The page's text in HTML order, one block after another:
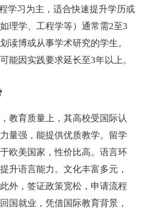
学习为主，适合快速提升学历或
理学、工程学等）通常需2至3
读博或从事学术研究的学生。
能因实践要求延长至3年以上。
教育质量上，其高校受国际认
量强，能提供优质教学。留学
欧美国家，性价比高。语言环
升语言能力。文化丰富多元，
外，签证政策宽松，申请流程
国就业，凭借国际教育背景，